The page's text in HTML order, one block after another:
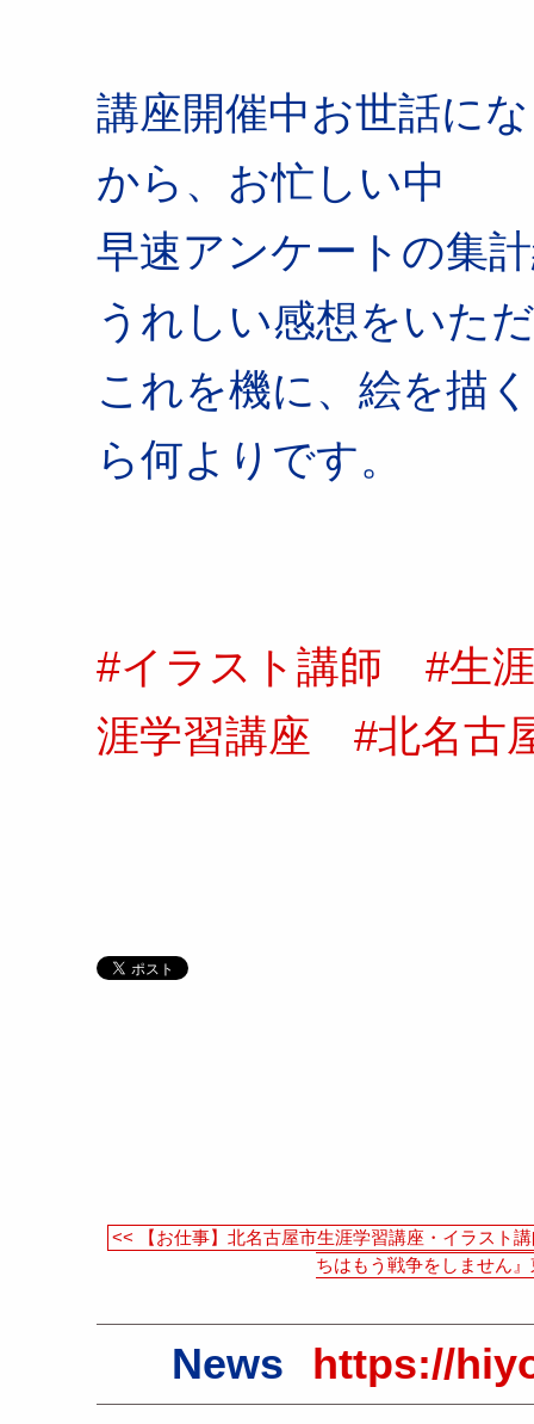
講座開催中お世話に
から、お忙しい中
早速アンケートの集
うれしい感想をいた
これを機に、絵を描
ら何よりです。
#イラスト講師
#生
涯学習講座
#北名古
<< 【お仕事】北名古屋市生涯学習講座・イラスト
ちはもう戦争をしません
News https://